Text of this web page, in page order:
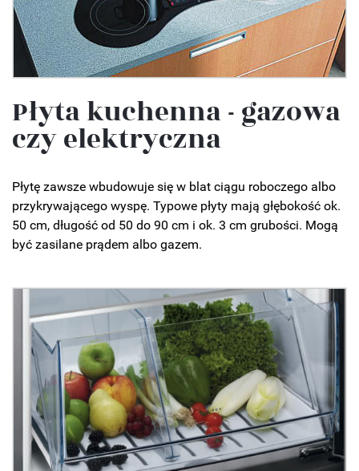
Płyta kuchenna - gazowa
czy elektryczna
Płytę zawsze wbudowuje się w blat ciągu roboczego albo
przykrywającego wyspę. Typowe płyty mają głębokość ok.
50 cm, długość od 50 do 90 cm i ok. 3 cm grubości. Mogą
być zasilane prądem albo gazem.